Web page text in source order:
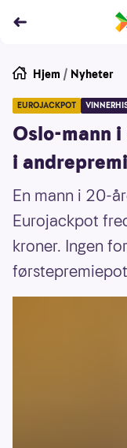
Hjem / Nyheter
EUROJACKPOT
Oslo-mann
i
En mann i 20-
Eurojackpot
kroner. Ingen